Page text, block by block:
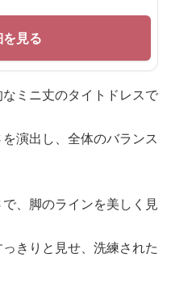
見る
ミニ丈のタイトドレスで
演出し、全体のバランス
、脚のラインを美しく見
きりと見せ、洗練された